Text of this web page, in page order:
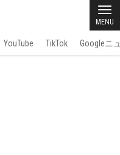
MENU
YouTube TikTok Googleニ